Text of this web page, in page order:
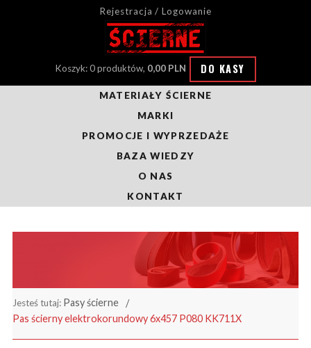
Rejestracja / Logowanie
Koszyk: 0 produktów, 0,00 PLN DO KASY
MATERIAŁY ŚCIERNE
MARKI
PROMOCJE I WYPRZEDAŻE
BAZA WIEDZY
O NAS
KONTAKT
Jesteś tutaj: Pasy ścierne
Pas ścierny elektrokorundowy 6x457 P080 KK711X